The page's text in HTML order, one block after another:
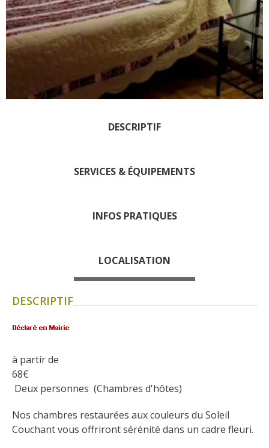
Les visites accompagnées
L'espace Georges Rouquier
à Goutrens
Nos Campagnes Autrefois à
Le musée de la forge à
Les marchés et foires
Flâner à moins de
cent kilomètres
Les Plus Beaux Villages de
Les villages de caractère
Le Pays des Bastides du
Rouergue
d'histoire
De la vallée du Lot au pays
DESCRIPTIF
SERVICES & ÉQUIPEMENTS
INFOS PRATIQUES
LOCALISATION
DESCRIPTIF
à partir de
68€
Deux personnes  (Chambres d'hôtes)
Nos chambres restaurées aux couleurs du Soleil
Couchant vous offriront sérénité dans un cadre fleuri.